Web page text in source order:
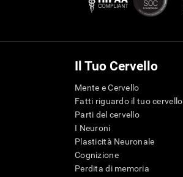
Il Tuo Cervello
Mente e Cervello
Fatti riguardo il tuo cervello
Parti del cervello
I Neuroni
Plasticità Neuronale
Cognizione
Perdita di memoria